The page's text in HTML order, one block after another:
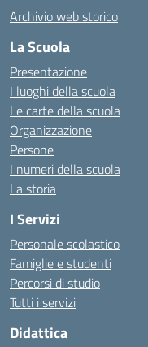
Archivio web storico
La Scuola
Presentazione
I luoghi della scuola
Le carte della scuola
Organizzazione
Persone
I numeri della scuola
La storia
I Servizi
Personale scolastico
Famiglie e studenti
Percorsi di studio
Tutti i servizi
Didattica